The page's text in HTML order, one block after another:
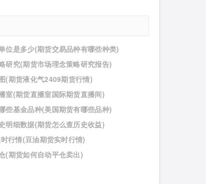
位是多少(期货交易品种有哪些种类)
研究(期货市场理念策略研究报告)
(期货液化气2409期货行情)
室(期货直播室国际期货直播间)
些基金品种(美国期货有哪些品种)
明细数据(期货怎么查历史收益)
行情(豆油期货实时行情)
(期货如何自动平仓卖出)